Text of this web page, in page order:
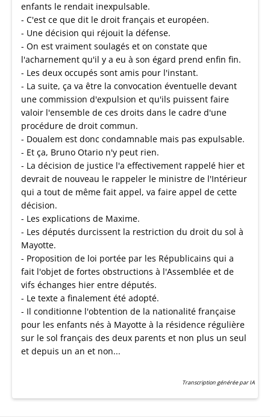
enfants le rendait inexpulsable.
- C'est ce que dit le droit français et européen.
- Une décision qui réjouit la défense.
- On est vraiment soulagés et on constate que
l'acharnement qu'il y a eu à son égard prend enfin fin.
- Les deux occupés sont amis pour l'instant.
- La suite, ça va être la convocation éventuelle devant
une commission d'expulsion et qu'ils puissent faire
valoir l'ensemble de ces droits dans le cadre d'une
procédure de droit commun.
- Doualem est donc condamnable mais pas expulsable.
- Et ça, Bruno Otario n'y peut rien.
- La décision de justice l'a effectivement rappelé hier et
devrait de nouveau le rappeler le ministre de l'Intérieur
qui a tout de même fait appel, va faire appel de cette
décision.
- Les explications de Maxime.
- Les députés durcissent la restriction du droit du sol à
Mayotte.
- Proposition de loi portée par les Républicains qui a
fait l'objet de fortes obstructions à l'Assemblée et de
vifs échanges hier entre députés.
- Le texte a finalement été adopté.
- Il conditionne l'obtention de la nationalité française
pour les enfants nés à Mayotte à la résidence régulière
sur le sol français des deux parents et non plus un seul
et depuis un an et non...
Transcription générée par IA